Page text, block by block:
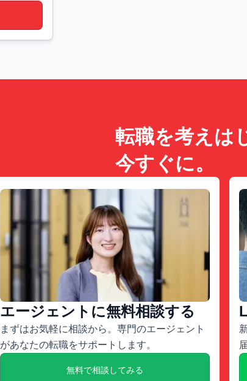
転職を考えは
今すぐに。
エージェントに無料相談する
まずはお気軽に相談から。専門のエージェント
があなたの転職をサポートします。
無料で相談してみる